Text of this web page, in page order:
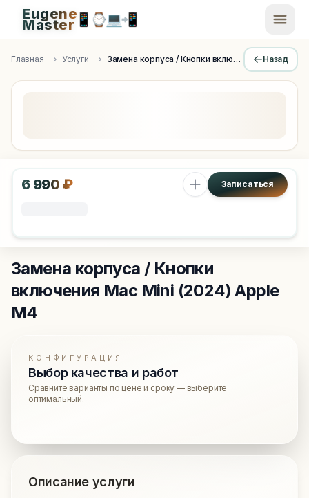
Apple Diagnostics & Engineering Authority in Saint
Eugene
Master📱 ⌚💻📲
Главная Услуги Замена корпуса / Кнопки включения Назад
6 990 ₽ Записаться
Замена корпуса / Кнопки
включения Mac Mini (2024) Apple
M4
КОНФИГУРАЦИЯ
Выбор качества и работ
Сравните варианты по цене и сроку — выберите
оптимальный.
Описание услуги